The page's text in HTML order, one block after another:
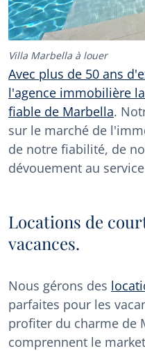
Villa Marbella à louer
Avec plus de 50 ans
l'agence immobilière
fiable de Marbella.
sur le marché de
de notre fiabilité, de
dévouement au
Locations de
vacances.
Nous gérons des
parfaites pour les
profiter du charme de
comprennent le